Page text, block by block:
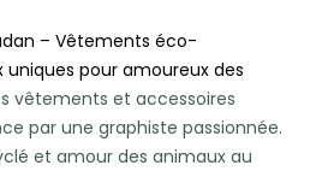
– Vêtements éco-
pour amoureux des
vêtements et accessoires
par une graphiste passionnée.
et amour des animaux au